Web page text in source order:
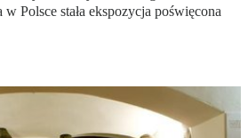
Polsce stała ekspozycja poświęcona